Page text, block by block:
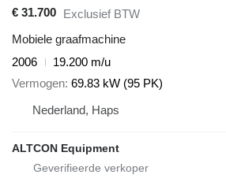
€ 31.700 Exclusief BTW
Mobiele graafmachine
2006
19.200 m/u
Vermogen 69.83 kW (95 PK)
Nederland, Haps
ALTCON Equipment